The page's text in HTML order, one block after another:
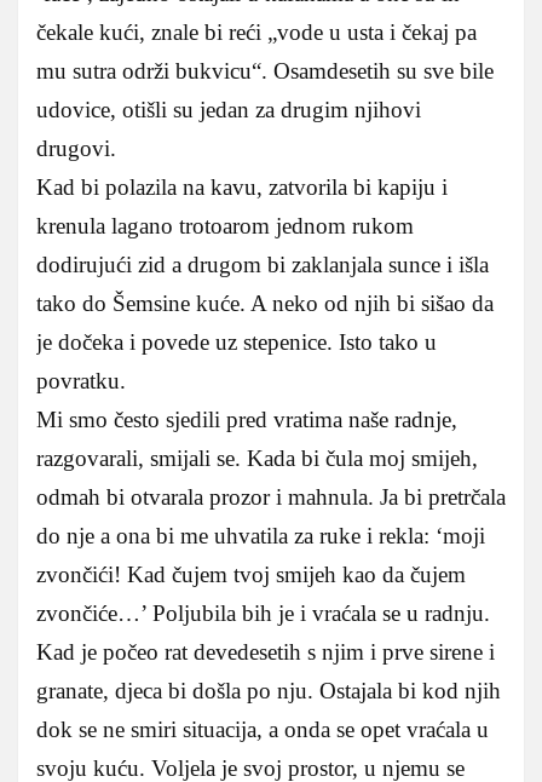
čekale kući, znale bi reći „vode u usta i čekaj pa
mu sutra održi bukvicu“. Osamdesetih su sve bile
udovice, otišli su jedan za drugim njihovi
drugovi.
Kad bi polazila na kavu, zatvorila bi kapiju i
krenula lagano trotoarom jednom rukom
dodirujući zid a drugom bi zaklanjala sunce i išla
tako do Šemsine kuće. A neko od njih bi sišao da
je dočeka i povede uz stepenice. Isto tako u
povratku.
Mi smo često sjedili pred vratima naše radnje,
razgovarali, smijali se. Kada bi čula moj smijeh,
odmah bi otvarala prozor i mahnula. Ja bi pretrčala
do nje a ona bi me uhvatila za ruke i rekla: ‘moji
zvončići! Kad čujem tvoj smijeh kao da čujem
zvončiće…’ Poljubila bih je i vraćala se u radnju.
Kad je počeo rat devedesetih s njim i prve sirene i
granate, djeca bi došla po nju. Ostajala bi kod njih
dok se ne smiri situacija, a onda se opet vraćala u
svoju kuću. Voljela je svoj prostor, u njemu se